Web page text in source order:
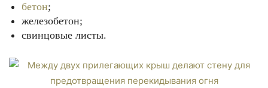
бетон;
железобетон;
свинцовые листы.